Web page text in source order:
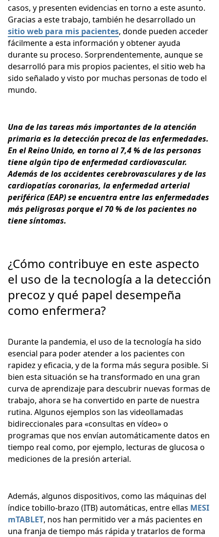
casos, y presenten evidencias en torno a este asunto.
Gracias a este trabajo, también he desarrollado un
sitio web para mis pacientes, donde pueden acceder
fácilmente a esta información y obtener ayuda
durante su proceso. Sorprendentemente, aunque se
desarrolló para mis propios pacientes, el sitio web ha
sido señalado y visto por muchas personas de todo el
mundo.
Una de las tareas más importantes de la atención
primaria es la detección precoz de las enfermedades.
En el Reino Unido, en torno al 7,4 % de las personas
tiene algún tipo de enfermedad cardiovascular.
Además de los accidentes cerebrovasculares y de las
cardiopatías coronarias, la enfermedad arterial
periférica (EAP) se encuentra entre las enfermedades
más peligrosas porque el 70 % de los pacientes no
tiene síntomas.
¿Cómo contribuye en este aspecto
el uso de la tecnología a la detección
precoz y qué papel desempeña
como enfermera?
Durante la pandemia, el uso de la tecnología ha sido
esencial para poder atender a los pacientes con
rapidez y eficacia, y de la forma más segura posible. Si
bien esta situación se ha transformado en una gran
curva de aprendizaje para descubrir nuevas formas de
trabajo, ahora se ha convertido en parte de nuestra
rutina. Algunos ejemplos son las videollamadas
bidireccionales para «consultas en vídeo» o
programas que nos envían automáticamente datos en
tiempo real como, por ejemplo, lecturas de glucosa o
mediciones de la presión arterial.
Además, algunos dispositivos, como las máquinas del
índice tobillo-brazo (ITB) automáticas, entre ellas MESI
mTABLET, nos han permitido ver a más pacientes en
una franja de tiempo más rápida y tratarlos de forma